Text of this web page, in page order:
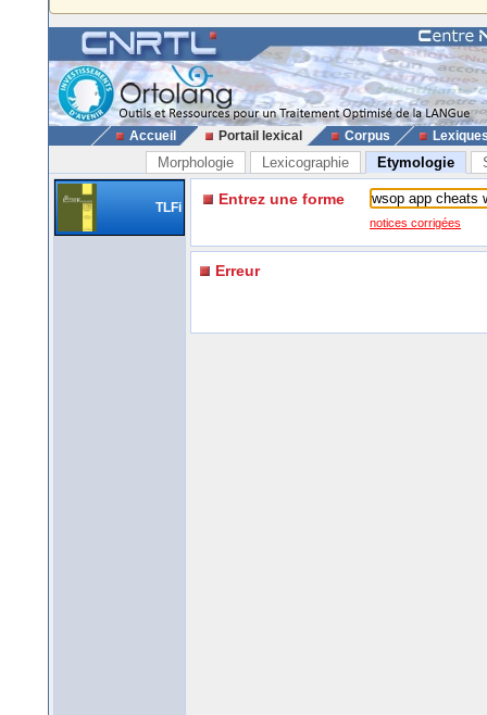
Accueil Portail lexical Corpus
Morphologie Lexicographie Etymologie
TLFi Entrez une forme
notices corrigées
Erreur